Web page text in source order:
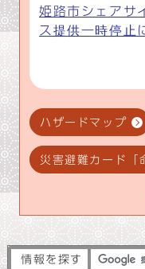
姫路市シェアサ
ス提供一時停止
ハザードマップ
災害避難カード「
情報を探す